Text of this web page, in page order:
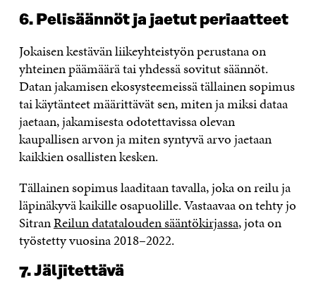
6. Pelisäännöt ja jaetut periaatteet
Jokaisen kestävän liikeyhteistyön perustana on
yhteinen päämäärä tai yhdessä sovitut säännöt.
Datan jakamisen ekosysteemeissä tällainen sopimus
tai käytänteet määrittävät sen, miten ja miksi dataa
jaetaan, jakamisesta odotettavissa olevan
kaupallisen arvon ja miten syntyvä arvo jaetaan
kaikkien osallisten kesken.
Tällainen sopimus laaditaan tavalla, joka on reilu ja
läpinäkyvä kaikille osapuolille. Vastaavaa on tehty jo
SitranReilun datatalouden sääntökirjassa, jota on
työstetty vuosina 2018–2022.
7. Jäljitettävä